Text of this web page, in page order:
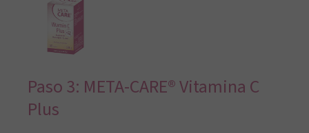
Paso 3: META-CARE® Vitamina C
Plus